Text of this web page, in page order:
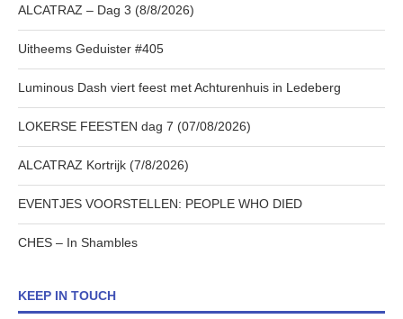
ALCATRAZ – Dag 3 (8/8/2026)
Uitheems Geduister #405
Luminous Dash viert feest met Achturenhuis in Ledeberg
LOKERSE FEESTEN dag 7 (07/08/2026)
ALCATRAZ Kortrijk (7/8/2026)
EVENTJES VOORSTELLEN: PEOPLE WHO DIED
CHES – In Shambles
KEEP IN TOUCH